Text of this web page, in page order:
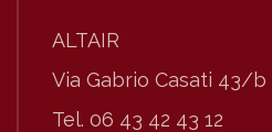
ALTAIR
Via Gabrio Casati 43/b
Tel. 06 43 42 43 12